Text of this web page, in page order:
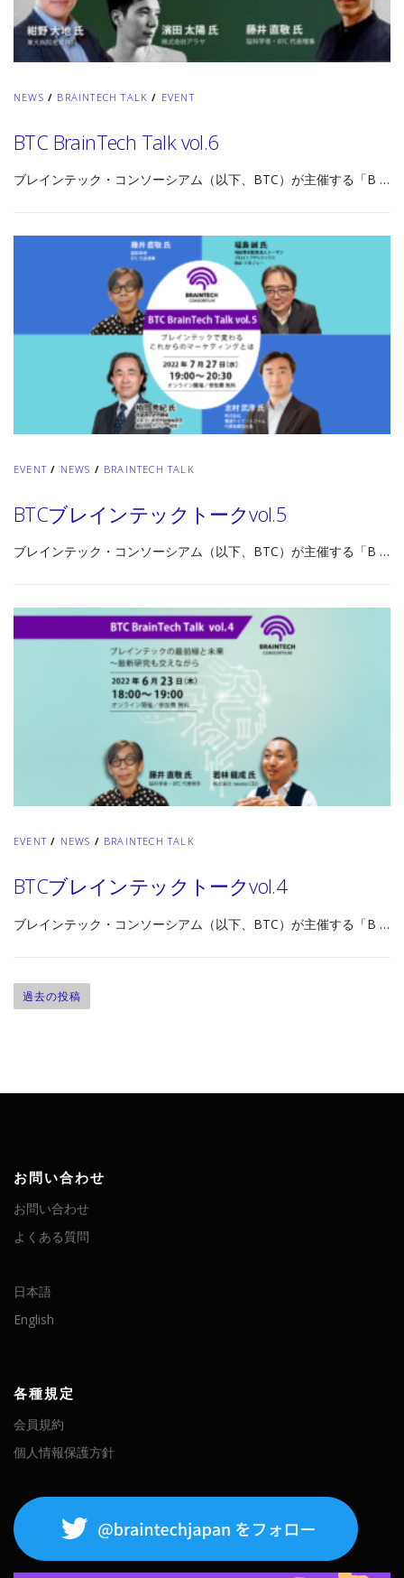
NEWS / BRAINTECH TALK / EVENT
BTC BrainTech Talk vol.6
ブレインテック・コンソーシアム（以下、BTC）が主催する「B …
EVENT / NEWS / BRAINTECH TALK
BTCブレインテックトークvol.5
ブレインテック・コンソーシアム（以下、BTC）が主催する「B …
EVENT / NEWS / BRAINTECH TALK
BTCブレインテックトークvol.4
ブレインテック・コンソーシアム（以下、BTC）が主催する「B …
稿
ナ
過去の投稿
お問い合わせ
お問い合わせ
よくある質問
日本語
English
各種規定
会員規約
個人情報保護方針